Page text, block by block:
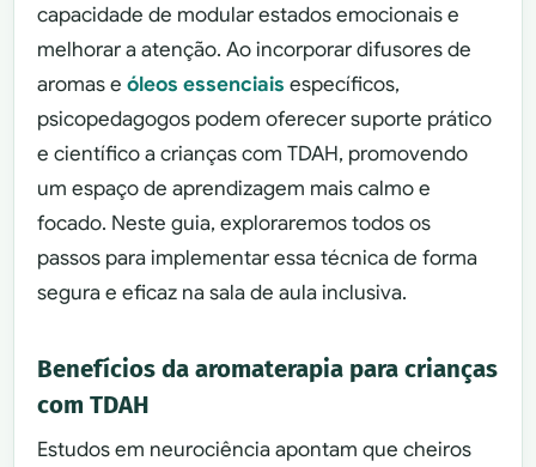
capacidade de modular estados emocionais e
melhorar a atenção. Ao incorporar difusores de
aromas eóleos essenciais específicos,
psicopedagogos podem oferecer suporte prático
e científico a crianças com TDAH, promovendo
um espaço de aprendizagem mais calmo e
focado. Neste guia, exploraremos todos os
passos para implementar essa técnica de forma
segura e eficaz na sala de aula inclusiva.
Benefícios da aromaterapia para crianças
com TDAH
Estudos em neurociência apontam que cheiros